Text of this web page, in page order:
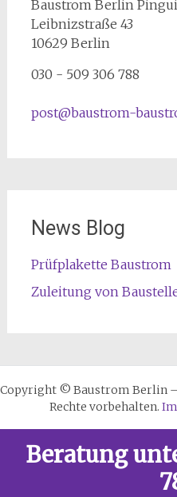
Baustrom Berlin
Leibnizstraße 43
10629 Berlin
030 - 509 306 788
post@baustrom-
News Blog
Prüfplakette Baustrom
Zuleitung von
Copyright © Baustrom Berlin
Rechte vorbehalten.
Beratung